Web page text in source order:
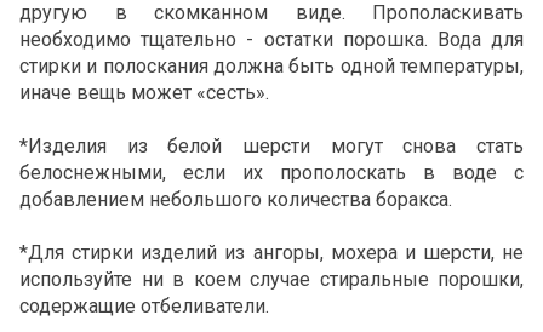
другую в скомканном виде. Прополаскивать
необходимо тщательно - остатки порошка. Вода для
стирки и полоскания должна быть одной температуры,
иначе вещь может «сесть».
*Изделия из белой шерсти могут снова стать
белоснежными, если их прополоскать в воде с
добавлением небольшого количества боракса.
*Для стирки изделий из ангоры, мохера и шерсти, не
используйте ни в коем случае стиральные порошки,
содержащие отбеливатели.